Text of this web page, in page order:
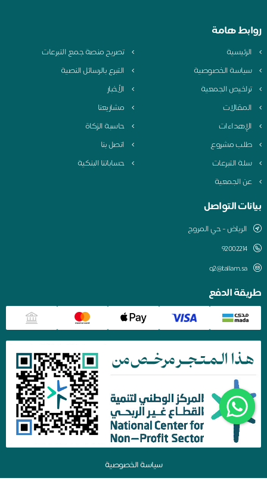
روابط هامة
الرئيسية
تصريح منصة جمع التبرعات
سياسة الخصوصية
التبرع بالرسائل النصية
تراخيص الجمعية
الأخبار
المقالات
مشاريعنا
الإهداءات
حاسبة الزكاة
طلب مشروع
اتصل بنا
سلة التبرعات
حساباتنا البنكية
عن الجمعية
بيانات التواصل
الرياض - حي المروج
⁦92002214
q2@tallam.sa
طريقة الدفع
سياسة الخصوصية